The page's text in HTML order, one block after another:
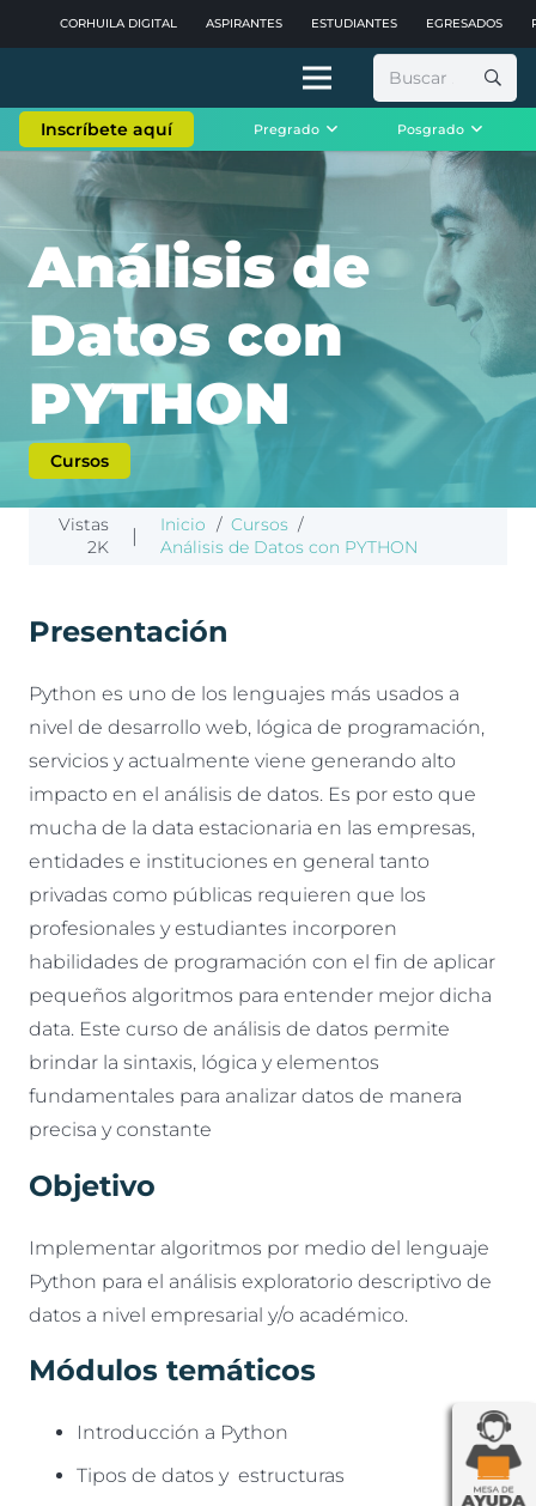
CORHUILA DIGITAL ASPIRANTES ESTUDIANTES EGRESADOS
Buscar:
Inscríbete aquí Pregrado Posgrado
Análisis de
Datos con
PYTHON
Cursos
Vistas
2K
Inicio / Cursos /
Análisis de Datos con PYTHON
Presentación
Python es uno de los lenguajes más usados a
nivel de desarrollo web, lógica de programación,
servicios y actualmente viene generando alto
impacto en el análisis de datos. Es por esto que
mucha de la data estacionaria en las empresas,
entidades e instituciones en general tanto
privadas como públicas requieren que los
profesionales y estudiantes incorporen
habilidades de programación con el fin de aplicar
pequeños algoritmos para entender mejor dicha
data. Este curso de análisis de datos permite
brindar la sintaxis, lógica y elementos
fundamentales para analizar datos de manera
precisa y constante
Objetivo
Implementar algoritmos por medio del lenguaje
Python para el análisis exploratorio descriptivo de
datos a nivel empresarial y/o académico.
Módulos temáticos
Introducción a Python
Tipos de datos y estructuras